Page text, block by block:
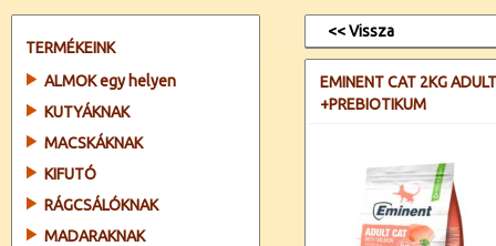
TERMÉKEINK
ALMOK egy helyen
KUTYÁKNAK
MACSKÁKNAK
KIFUTÓ
RÁGCSÁLÓKNAK
MADARAKNAK
<< Vissza
EMINENT CAT 2KG
+PREBIOTIKUM